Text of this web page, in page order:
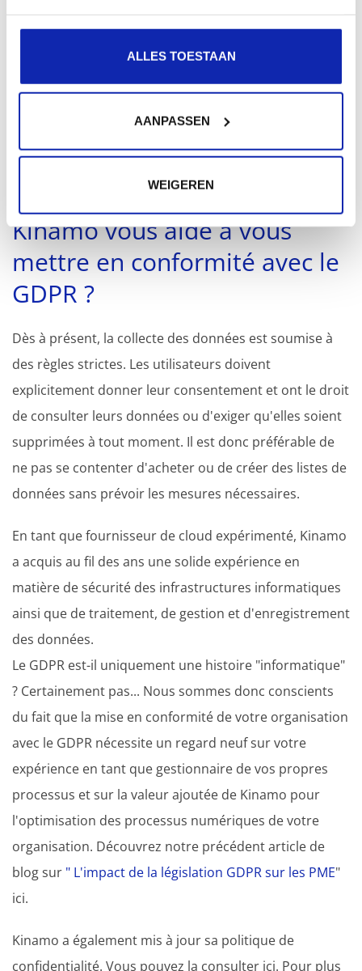
ALLES TOESTAAN
AANPASSEN
WEIGEREN
sur votre site web), vous êtes le responsable du
Par exemple, si vous le faites via un "fournisseur de
cloud", alors ce "fournisseur de cloud" doit également
être en conformité avec la législation GDPR, car il est le
responsable du traitement des données ("processeur
Kinamo vous aide à vous
mettre en conformité avec le
GDPR ?
Dès à présent, la collecte des données est soumise à
des règles strictes. Les utilisateurs doivent
explicitement donner leur consentement et ont le droit
de consulter leurs données ou d'exiger qu'elles soient
supprimées à tout moment. Il est donc préférable de
ne pas se contenter d'acheter ou de créer des listes de
données sans prévoir les mesures nécessaires.
En tant que fournisseur de cloud expérimenté, Kinamo
a acquis au fil des ans une solide expérience en
matière de sécurité des infrastructures informatiques
ainsi que de traitement, de gestion et d'enregistrement
des données.
Le GDPR est-il uniquement une histoire "informatique"
? Certainement pas... Nous sommes donc conscients
du fait que la mise en conformité de votre organisation
avec le GDPR nécessite un regard neuf sur votre
expérience en tant que gestionnaire de vos propres
processus et sur la valeur ajoutée de Kinamo pour
l'optimisation des processus numériques de votre
organisation. Découvrez notre précédent article de
blog sur " L'impact de la législation GDPR sur les PME"
ici.
Kinamo a également mis à jour sa politique de
confidentialité. Vous pouvez la consulter ici. Pour plus